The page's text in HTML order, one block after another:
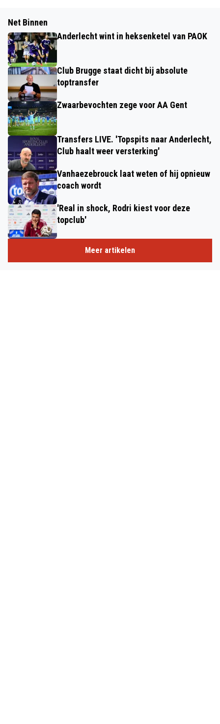
Net Binnen
Anderlecht wint in heksenketel van PAOK
Club Brugge staat dicht bij absolute
toptransfer
Zwaarbevochten zege voor AA Gent
Transfers LIVE. 'Topspits naar Anderlecht,
Club haalt weer versterking'
Vanhaezebrouck laat weten of hij opnieuw
coach wordt
'Real in shock, Rodri kiest voor deze
topclub'
Meer artikelen